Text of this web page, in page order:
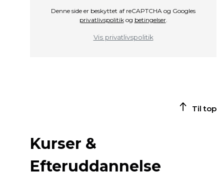
Denne side er beskyttet af reCAPTCHA og Googles
privatlivspolitikog betingelser.
Vis privatlivspolitik
Til top
Kurser &
Efteruddannelse